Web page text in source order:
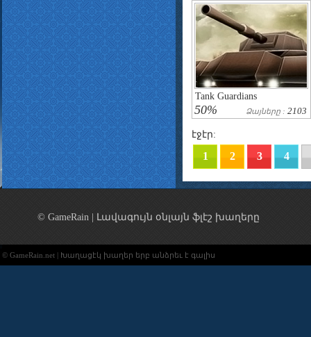
Tank Guardians
50% Ձայները : 2103
էջէր:
1 2 3 4
© GameRain | Լավագույն օնլայն ֆլէշ խաղերը
© GameRain.net | Խաղացէկ խաղեր երբ անձրեւ է գալիս